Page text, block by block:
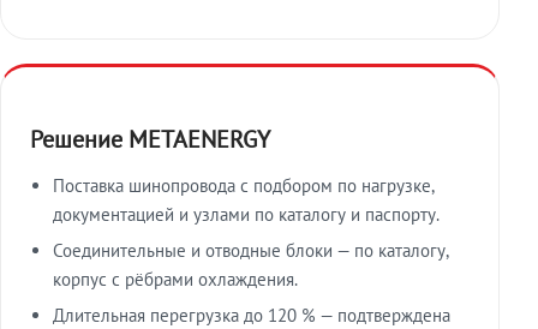
Решение METAENERGY
Поставка шинопровода с подбором по нагрузке,
документацией и узлами по каталогу и паспорту.
Соединительные и отводные блоки — по каталогу,
корпус с рёбрами охлаждения.
Длительная перегрузка до 120 % — подтверждена